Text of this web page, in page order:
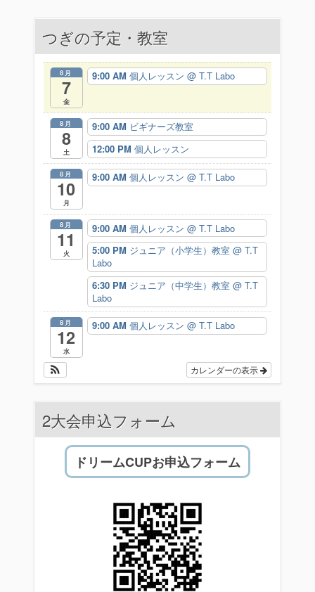
ビ
つぎの予定・教室
8月
7
金
9:00 AM 個人レッスン @ T.T Labo
8月
8
土
9:00 AM ビギナーズ教室
12:00 PM 個人レッスン
8月
10
月
9:00 AM 個人レッスン @ T.T Labo
8月
11
火
9:00 AM 個人レッスン @ T.T Labo
5:00 PM ジュニア（小学生）教室 @ T.T
Labo
6:30 PM ジュニア（中学生）教室 @ T.T
Labo
8月
12
水
9:00 AM 個人レッスン @ T.T Labo
カレンダーの表示
2大会申込フォーム
ドリームCUPお申込フォーム